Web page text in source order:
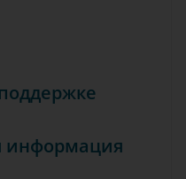
информация